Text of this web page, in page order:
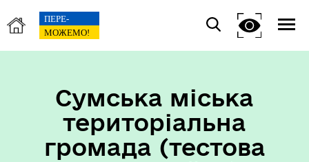
Сумська міська
територіальна
громада (тестова